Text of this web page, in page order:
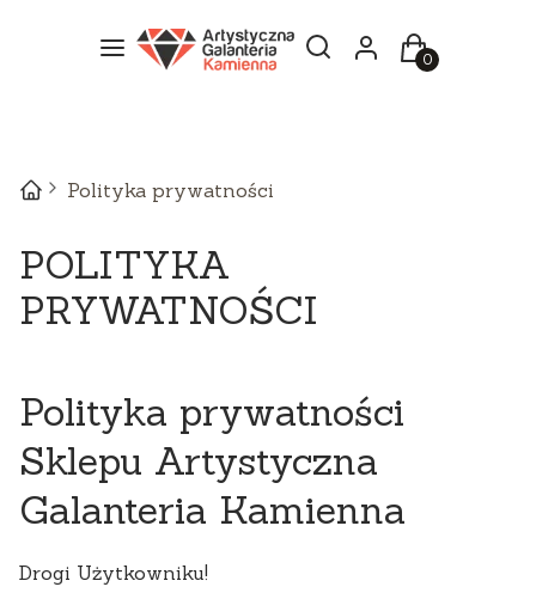
Menu Otwórz wyszukiwarkę
SzukajZaloguj sięKoszyk
Polityka prywatności
POLITYKA
PRYWATNOŚCI
Polityka prywatności
Sklepu Artystyczna
Galanteria Kamienna
Drogi Użytkowniku!